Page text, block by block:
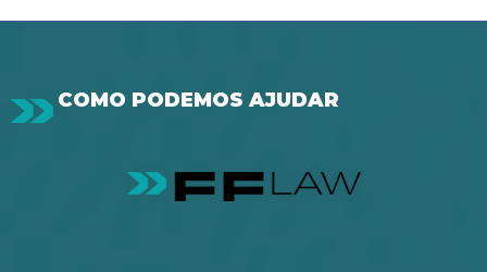
COMO PODEMOS AJUDAR